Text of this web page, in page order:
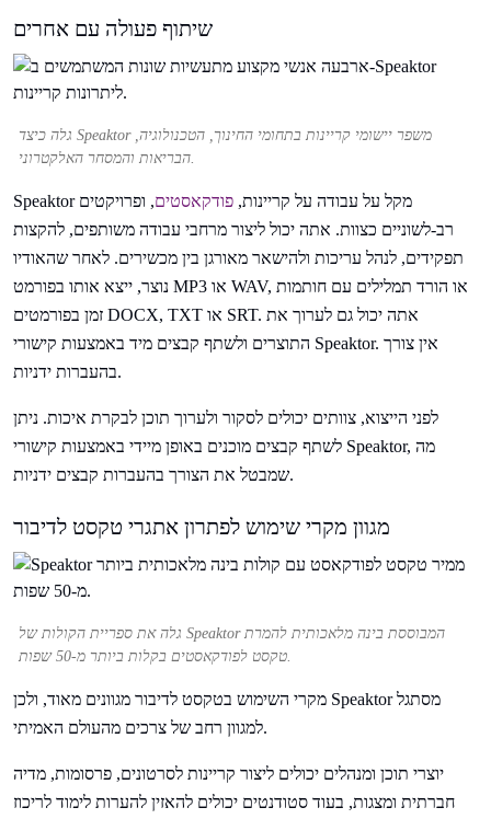
שיתוף פעולה עם אחרים
גלה כיצד Speaktor משפר יישומי קריינות בתחומי החינוך, הטכנולוגיה,
Speaktor מקל על עבודה על קריינות, פודקאסטים, ופרויקטים
רב-לשוניים כצוות. אתה יכול ליצור מרחבי עבודה משותפים, להקצות
תפקידים, לנהל עריכות ולהישאר מאורגן בין מכשירים. לאחר שהאודיו
נוצר, ייצא אותו בפורמט MP3 או WAV, או הורד תמלילים עם חותמות
זמן בפורמטים DOCX, TXT או SRT. אתה יכול גם לערוך את
התוצרים ולשתף קבצים מיד באמצעות קישורי Speaktor. אין צורך
בהעברות ידניות.
לפני הייצוא, צוותים יכולים לסקור ולערוך תוכן לבקרת איכות. ניתן
לשתף קבצים מוכנים באופן מיידי באמצעות קישורי Speaktor, מה
שמבטל את הצורך בהעברות קבצים ידניות.
מגוון מקרי שימוש לפתרון אתגרי טקסט לדיבור
גלה את ספריית הקולות של Speaktor המבוססת בינה מלאכותית להמרת
טקסט לפודקאסטים בקלות ביותר מ-50 שפות.
מקרי השימוש בטקסט לדיבור מגוונים מאוד, ולכן Speaktor מסתגל
למגוון רחב של צרכים מהעולם האמיתי.
יוצרי תוכן ומנהלים יכולים ליצור קריינות לסרטונים, פרסומות, מדיה
חברתית ומצגות, בעוד סטודנטים יכולים להאזין להערות לימוד לריכוז